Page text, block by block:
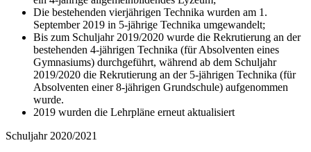
Die bestehenden vierjährigen Technika wurden am 1.
September 2019 in 5-jährige Technika umgewandelt;
Bis zum Schuljahr 2019/2020 wurde die Rekrutierung an der
bestehenden 4-jährigen Technika (für Absolventen eines
Gymnasiums) durchgeführt, während ab dem Schuljahr
2019/2020 die Rekrutierung an der 5-jährigen Technika (für
Absolventen einer 8-jährigen Grundschule) aufgenommen
wurde.
2019 wurden die Lehrpläne erneut aktualisiert
Schuljahr 2020/2021